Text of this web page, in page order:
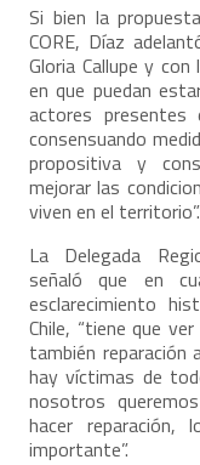
Si bien la
CORE, Díaz
Gloria Callupe y
en que puedan
actores
consensuando
propositiva y
mejorar las
viven en el territorio”.
La Delegada
señaló que en
esclarecimiento
Chile, “tiene que
también
hay víctimas de
nosotros
hacer reparación,
importante”.